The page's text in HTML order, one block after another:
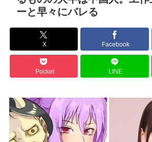
安倍晋三が経営するホームセンター「わー
ジュミドロって漫画知ってるやつおるか？
ひぐらし業卒、20年前に出たドラマCDの焼
海外「羨ましい！」日本ならではの夏の風
海外「日本の積載技術は凄いな！」熊本地
口を開けたマッコウクジラが正面から接近、
亜月ねね「みいちゃんは特定の属性の方を揶
にじさんじ甲子園のノーヒットノーラン達成
ーと早々にバレる
X Facebook
Pocket LINE